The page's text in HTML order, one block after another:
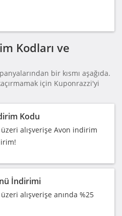
Kodları ve
bir kısmı aşağıda.
için Kuponrazzi'yi
Kodu
alışverişe Avon indirim
İndirimi
alışverişe anında %25